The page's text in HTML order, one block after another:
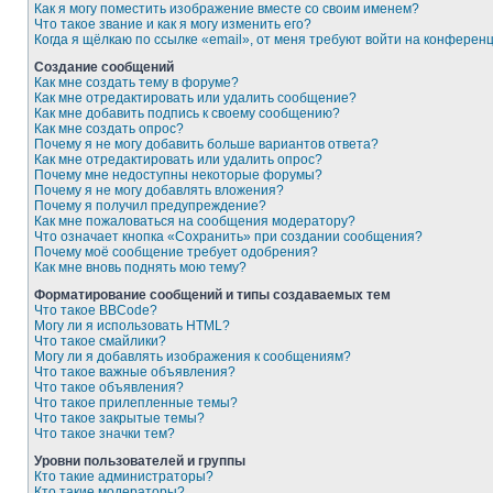
Как я могу поместить изображение вместе со своим именем?
Что такое звание и как я могу изменить его?
Когда я щёлкаю по ссылке «email», от меня требуют войти на
Создание сообщений
Как мне создать тему в форуме?
Как мне отредактировать или удалить сообщение?
Как мне добавить подпись к своему сообщению?
Как мне создать опрос?
Почему я не могу добавить больше вариантов ответа?
Как мне отредактировать или удалить опрос?
Почему мне недоступны некоторые форумы?
Почему я не могу добавлять вложения?
Почему я получил предупреждение?
Как мне пожаловаться на сообщения модератору?
Что означает кнопка «Сохранить» при создании сообщения?
Почему моё сообщение требует одобрения?
Как мне вновь поднять мою тему?
Форматирование сообщений и типы создаваемых тем
Что такое BBCode?
Могу ли я использовать HTML?
Что такое смайлики?
Могу ли я добавлять изображения к сообщениям?
Что такое важные объявления?
Что такое объявления?
Что такое прилепленные темы?
Что такое закрытые темы?
Что такое значки тем?
Уровни пользователей и группы
Кто такие администраторы?